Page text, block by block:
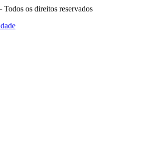
os direitos reservados